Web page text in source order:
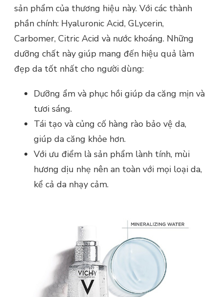
sản phẩm của thương hiệu này. Với các thành
phần chính: Hyaluronic Acid, GLycerin,
Carbomer, Citric Acid và nước khoáng. Những
dưỡng chất này giúp mang đến hiệu quả làm
đẹp da tốt nhất cho người dùng:
Dưỡng ẩm và phục hồi giúp da căng mịn và
tươi sáng.
Tái tạo và củng cố hàng rào bảo vệ da,
giúp da căng khỏe hơn.
Với ưu điểm là sản phẩm lành tính, mùi
hương dịu nhẹ nên an toàn với mọi loại da,
kể cả da nhạy cảm.